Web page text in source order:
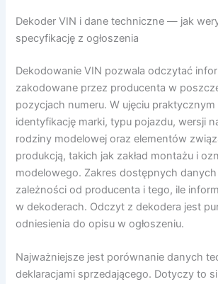
Dekoder VIN i dane techniczne — jak
specyfikację z ogłoszenia
Dekodowanie VIN pozwala odczytać
zakodowane przez producenta w
pozycjach numeru. W ujęciu
identyfikację marki, typu pojazdu, wersji
rodziny modelowej oraz elementów
produkcją, takich jak zakład montażu i
modelowego. Zakres dostępnych
zależności od producenta i tego, ile
w dekoderach. Odczyt z dekodera jest
odniesienia do opisu w ogłoszeniu.
Najważniejsze jest porównanie danych
deklaracjami sprzedającego. Dotyczy to